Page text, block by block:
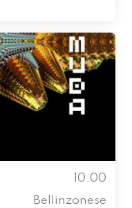
10.00
Bellinzonese